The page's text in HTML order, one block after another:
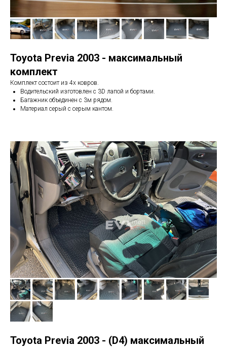
Toyota Previa 2003 - максимальный
комплект
Комплект состоит из 4х ковров.
Водительский изготовлен с 3D лапой и бортами.
Багажник объединен с 3м рядом.
Материал серый с серым кантом.
Toyota Previa 2003 - (D4) максимальный